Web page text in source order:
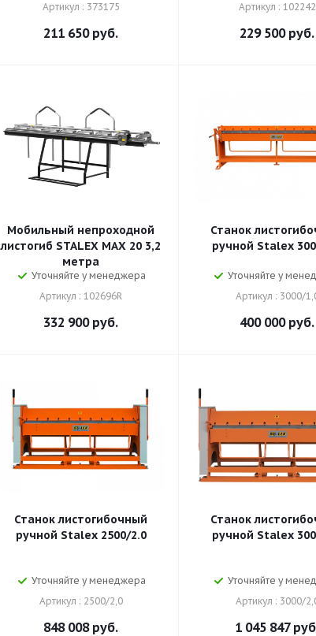
Артикул : 373175
211 650руб.
Артикул : 102242
229 500руб.
Мобильный непроходной
листогиб STALEX MAX 20 3,2
метра
Уточняйте у менеджера
Артикул : 102696R
332 900руб.
Станок
ручной Stalex
Уточняйте у
Артикул : 3000/
400 000руб.
Станок листогибочный
ручной Stalex 2500/2.0
Уточняйте у менеджера
Артикул : 2500/2,0
848 008руб.
Станок
ручной Stalex
Уточняйте у
Артикул : 3000/
1 045 847